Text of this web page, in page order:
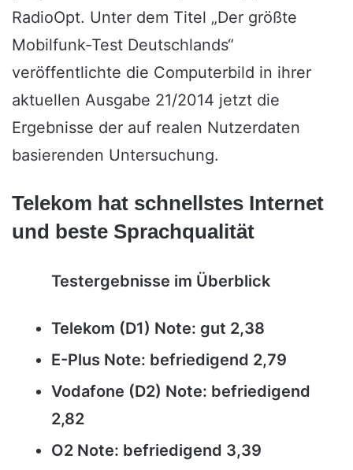
RadioOpt. Unter dem Titel „Der größte
Mobilfunk-Test Deutschlands“
veröffentlichte die Computerbild in ihrer
aktuellen Ausgabe 21/2014 jetzt die
Ergebnisse der auf realen Nutzerdaten
basierenden Untersuchung.
Telekom hat schnellstes Internet
und beste Sprachqualität
Testergebnisse im Überblick
Telekom (D1) Note: gut 2,38
E-Plus Note: befriedigend 2,79
Vodafone (D2) Note: befriedigend
2,82
O2 Note: befriedigend 3,39